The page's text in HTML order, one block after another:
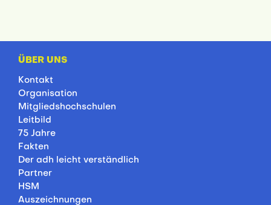
ÜBER UNS
Kontakt
Organisation
Mitgliedshochschulen
Leitbild
75 Jahre
Fakten
Der adh leicht verständlich
Partner
HSM
Auszeichnungen